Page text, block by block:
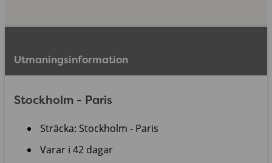
Utmaningsinformation
Stockholm - Paris
Sträcka: Stockholm - Paris
Varar i 42 dagar